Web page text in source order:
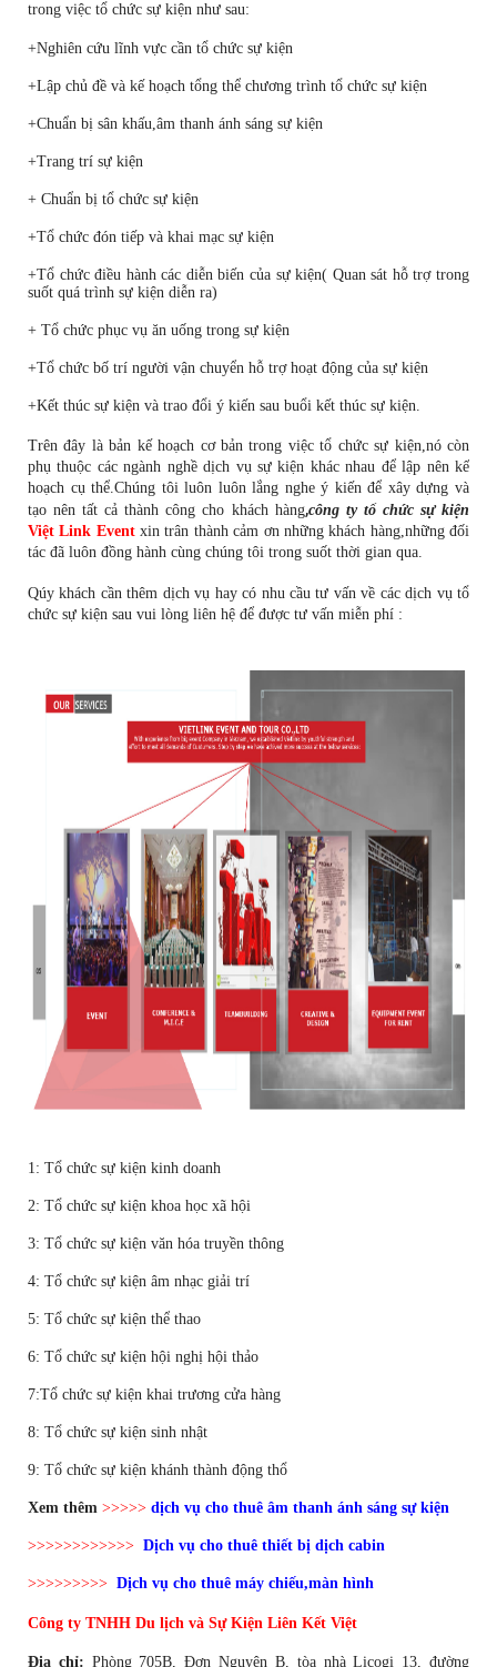
trong việc tổ chức sự kiện như sau:
+Nghiên cứu lĩnh vực cần tổ chức sự kiện
+Lập chủ đề và kế hoạch tổng thể chương trình tổ chức sự kiện
+Chuẩn bị sân khấu,âm thanh ánh sáng sự kiện
+Trang trí sự kiện
+ Chuẩn bị tổ chức sự kiện
+Tổ chức đón tiếp và khai mạc sự kiện
+Tổ chức điều hành các diễn biến của sự kiện( Quan sát hỗ trợ trong
suốt quá trình sự kiện diễn ra)
+ Tổ chức phục vụ ăn uống trong sự kiện
+Tổ chức bố trí người vận chuyển hỗ trợ hoạt động của sự kiện
+Kết thúc sự kiện và trao đổi ý kiến sau buổi kết thúc sự kiện.
Trên đây là bản kế hoạch cơ bản trong việc tổ chức sự kiện,nó còn
phụ thuộc các ngành nghề dịch vụ sự kiện khác nhau để lập nên kế
hoạch cụ thể.Chúng tôi luôn luôn lắng nghe ý kiến để xây dựng và
tạo nên tất cả thành công cho khách hàng,công ty tổ chức sự kiện
Việt Link Eventxin trân thành cảm ơn những khách hàng,những đối
tác đã luôn đồng hành cùng chúng tôi trong suốt thời gian qua.
Qúy khách cần thêm dịch vụ hay có nhu cầu tư vấn về các dịch vụ tổ
chức sự kiện sau vui lòng liên hệ để được tư vấn miễn phí :
1: Tổ chức sự kiện kinh doanh
2: Tổ chức sự kiện khoa học xã hội
3: Tổ chức sự kiện văn hóa truyền thông
4: Tổ chức sự kiện âm nhạc giải trí
5: Tổ chức sự kiện thể thao
6: Tổ chức sự kiện hội nghị hội thảo
7:Tổ chức sự kiện khai trương cửa hàng
8: Tổ chức sự kiện sinh nhật
9: Tổ chức sự kiện khánh thành động thổ
Xem thêm >>>>> dịch vụ cho thuê âm thanh ánh sáng sự kiện
>>>>>>>>>>>> Dịch vụ cho thuê thiết bị dịch cabin
>>>>>>>>> Dịch vụ cho thuê máy chiếu,màn hình
Công ty TNHH Du lịch và Sự Kiện Liên Kết Việt
Địa chỉ: Phòng 705B, Đơn Nguyên B, tòa nhà Licogi 13, đường